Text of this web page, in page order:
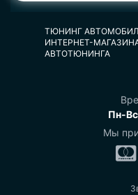
ТЮНИНГ
ИНТЕРНЕТ-
АВТОТЮНИНГА
Пн-
Мы